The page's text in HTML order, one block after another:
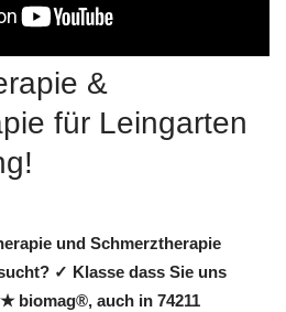
&
für Leingarten
und Schmerztherapie
✓ Klasse dass Sie uns
auch in 74211